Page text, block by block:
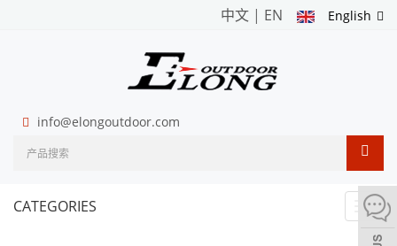
English
中文 | EN
info@elongoutdoor.com
CATEGORIES